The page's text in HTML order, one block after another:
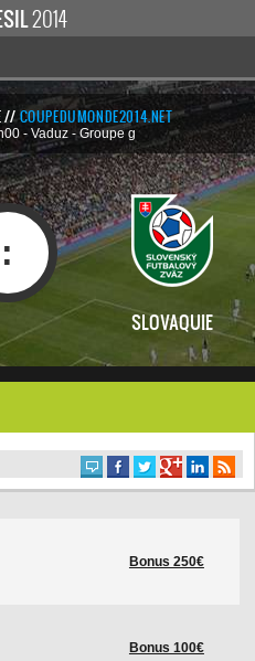
live [
2014
//COUPEDUMONDE2014.NET
- Vaduz - Groupe g
:
SLOVAQUIE
Bonus 250€
Bonus 100€